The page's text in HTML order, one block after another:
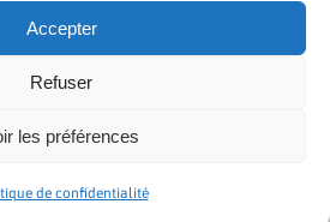
Accepter
Refuser
les préférences
de confidentialité
TOUT AFRICA | Made by